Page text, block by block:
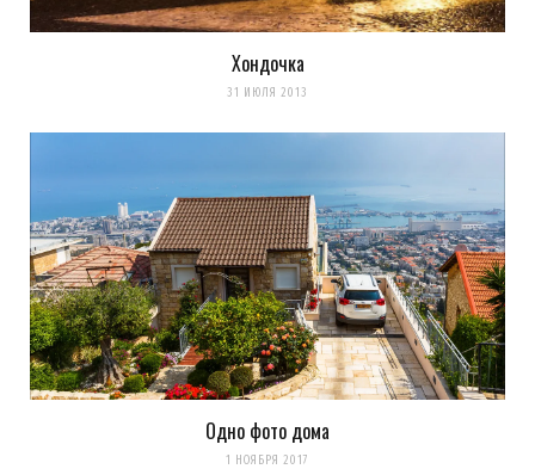
Хондочка
31 ИЮЛЯ 2013
Одно фото дома
1 НОЯБРЯ 2017